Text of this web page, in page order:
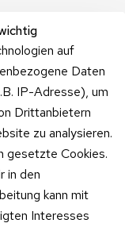
auf
Daten
IP-Adresse), um
Drittanbietern
zu analysieren.
gesetzte Cookies.
in den
kann mit
Interesses
Zum
Kontaktformu
lar